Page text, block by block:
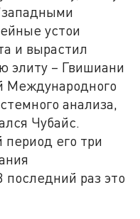
устои
и вырастил
элиту – Гвишиани
Международного
анализа,
Чубайс.
его три
последний раз это